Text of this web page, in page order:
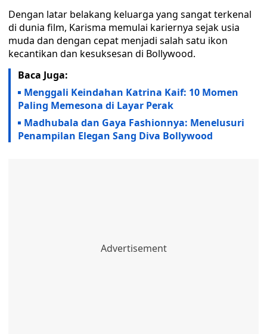
Dengan latar belakang keluarga yang sangat terkenal
di dunia film, Karisma memulai kariernya sejak usia
muda dan dengan cepat menjadi salah satu ikon
kecantikan dan kesuksesan di Bollywood.
Baca Juga:
Menggali Keindahan Katrina Kaif: 10 Momen
Paling Memesona di Layar Perak
Madhubala dan Gaya Fashionnya: Menelusuri
Penampilan Elegan Sang Diva Bollywood